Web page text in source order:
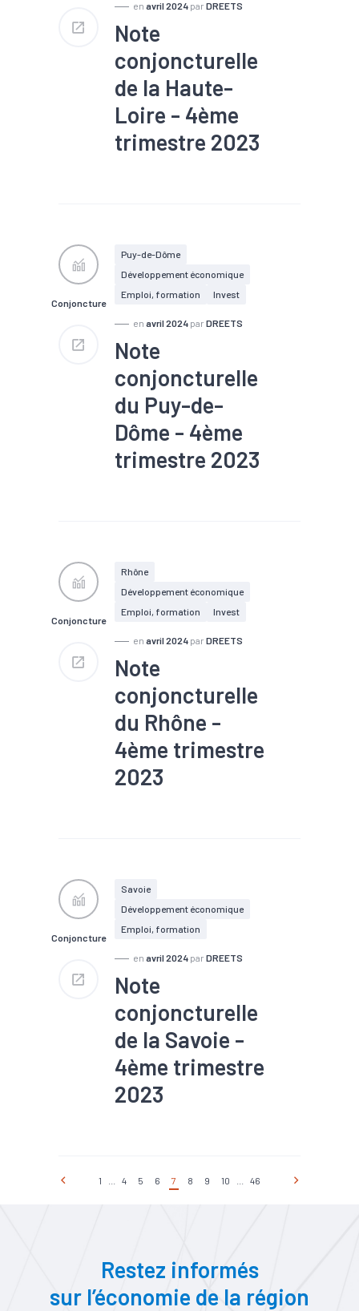
en avril 2024 par DREETS
Note
conjoncturelle
de la Haute-
Loire - 4ème
trimestre 2023
#Fiscalité
#Logement
#PIB
#RSA
#Tourisme
Conjoncture
Puy-de-Dôme
Développement économique
Emploi, formation
Invest
en avril 2024 par DREETS
Note
conjoncturelle
du Puy-de-
Dôme - 4ème
trimestre 2023
#Investissement
Conjoncture
Rhône
Développement économique
Emploi, formation
Invest
en avril 2024 par DREETS
Note
conjoncturelle
du Rhône -
4ème trimestre
2023
#Fiscalité
#Logement
#PIB
#RSA
#Tourisme
Conjoncture
Savoie
Développement économique
Emploi, formation
en avril 2024 par DREETS
Note
conjoncturelle
de la Savoie -
4ème trimestre
2023
#Défaillance
#Emploi
#Export
#Interim
#Investissement
1 4 5 6 7 8 9 10 46
Restez informés
sur l’économie de la région